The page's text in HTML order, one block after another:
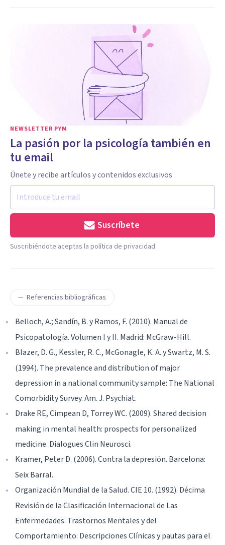
NEWSLETTER PYM
La pasión por la psicología también en
tu email
Únete y recibe artículos y contenidos exclusivos
Suscríbete
Suscribiéndote aceptas la política de privacidad
Referencias bibliográficas
Belloch, A.; Sandín, B. y Ramos, F. (2010). Manual de
Psicopatología. Volumen I y II. Madrid: McGraw-Hill.
Blazer, D. G., Kessler, R. C., McGonagle, K. A. y Swartz, M. S.
(1994). The prevalence and distribution of major
depression in a national community sample: The National
Comorbidity Survey. Am. J. Psychiat.
Drake RE, Cimpean D, Torrey WC. (2009). Shared decision
making in mental health: prospects for personalized
medicine. Dialogues Clin Neurosci.
Kramer, Peter D. (2006). Contra la depresión. Barcelona:
Seix Barral.
Organización Mundial de la Salud. CIE 10. (1992). Décima
Revisión de la Clasificación Internacional de Las
Enfermedades. Trastornos Mentales y del
Comportamiento: Descripciones Clínicas y pautas para el